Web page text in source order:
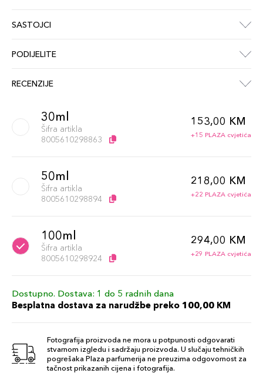
SASTOJCI
PODIJELITE
RECENZIJE
30ml
Šifra artikla
8005610298863
153,00 KM
+15 PLAZA cvjetića
50ml
Šifra artikla
8005610298894
218,00 KM
+22 PLAZA cvjetića
100ml
Šifra artikla
8005610298924
294,00 KM
+29 PLAZA cvjetića
Dostupno. Dostava: 1 do 5 radnih dana
Besplatna dostava za narudžbe preko 100,00 KM
Fotografija proizvoda ne mora u potpunosti odgovarati
stvarnom izgledu i sadržaju proizvoda. U slučaju tehničkih
pogrešaka Plaza parfumerija ne preuzima odgovornost za
tačnost prikazanih cijena i fotografija.